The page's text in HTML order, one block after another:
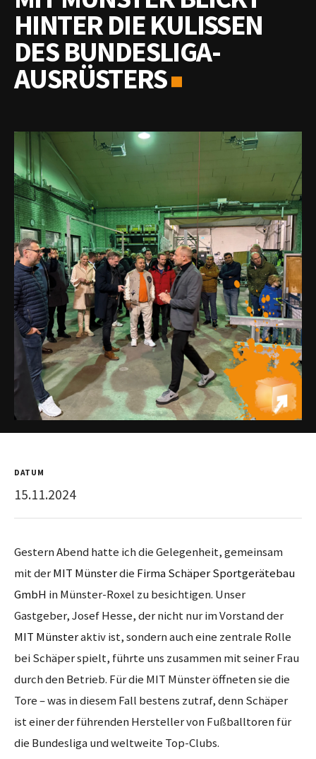
HINTER DIE KULISSEN
DES BUNDESLIGA-
AUSRÜSTERS
DATUM
15.11.2024
Gestern Abend hatte ich die Gelegenheit, gemeinsam
mit derMIT Münsterdie Firma Schäper Sportgerätebau
GmbH in Münster-Roxel zu besichtigen. Unser
Gastgeber, Josef Hesse, der nicht nur im Vorstand der
MIT Münsteraktiv ist, sondern auch eine zentrale Rolle
bei Schäper spielt, führte uns zusammen mit seiner Frau
durch den Betrieb. Für die MIT Münster öffneten sie die
Tore – was in diesem Fall bestens zutraf, denn Schäper
ist einer der führenden Hersteller von Fußballtoren für
die Bundesliga und weltweite Top-Clubs.